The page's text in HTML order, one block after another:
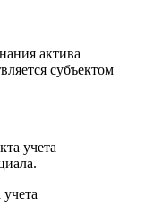
актива
субъектом
учета